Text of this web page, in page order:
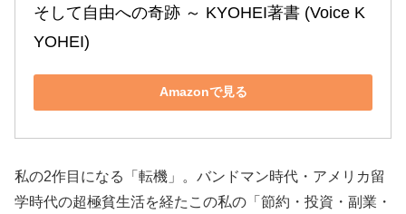
そして自由への奇跡 ～ KYOHEI著書 (Voice K
YOHEI)
Amazonで見る
私の2作目になる「転機」。バンドマン時代・アメリカ留
学時代の超極貧生活を経たこの私の「節約・投資・副業・